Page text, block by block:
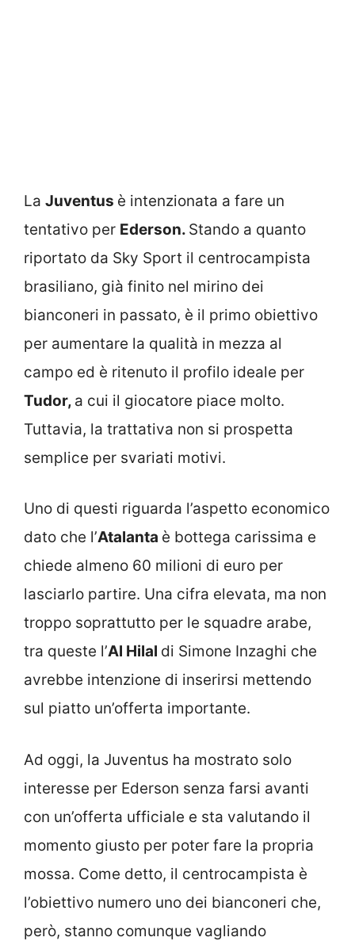
La Juventus è intenzionata a fare un
tentativo per Ederson. Stando a quanto
riportato da Sky Sport il centrocampista
brasiliano, già finito nel mirino dei
bianconeri in passato, è il primo obiettivo
per aumentare la qualità in mezza al
campo ed è ritenuto il profilo ideale per
Tudor, a cui il giocatore piace molto.
Tuttavia, la trattativa non si prospetta
semplice per svariati motivi.
Uno di questi riguarda l’aspetto economico
dato che l’Atalanta è bottega carissima e
chiede almeno 60 milioni di euro per
lasciarlo partire. Una cifra elevata, ma non
troppo soprattutto per le squadre arabe,
tra queste l’Al Hilal di Simone Inzaghi che
avrebbe intenzione di inserirsi mettendo
sul piatto un’offerta importante.
Ad oggi, la Juventus ha mostrato solo
interesse per Ederson senza farsi avanti
con un’offerta ufficiale e sta valutando il
momento giusto per poter fare la propria
mossa. Come detto, il centrocampista è
l’obiettivo numero uno dei bianconeri che,
però, stanno comunque vagliando